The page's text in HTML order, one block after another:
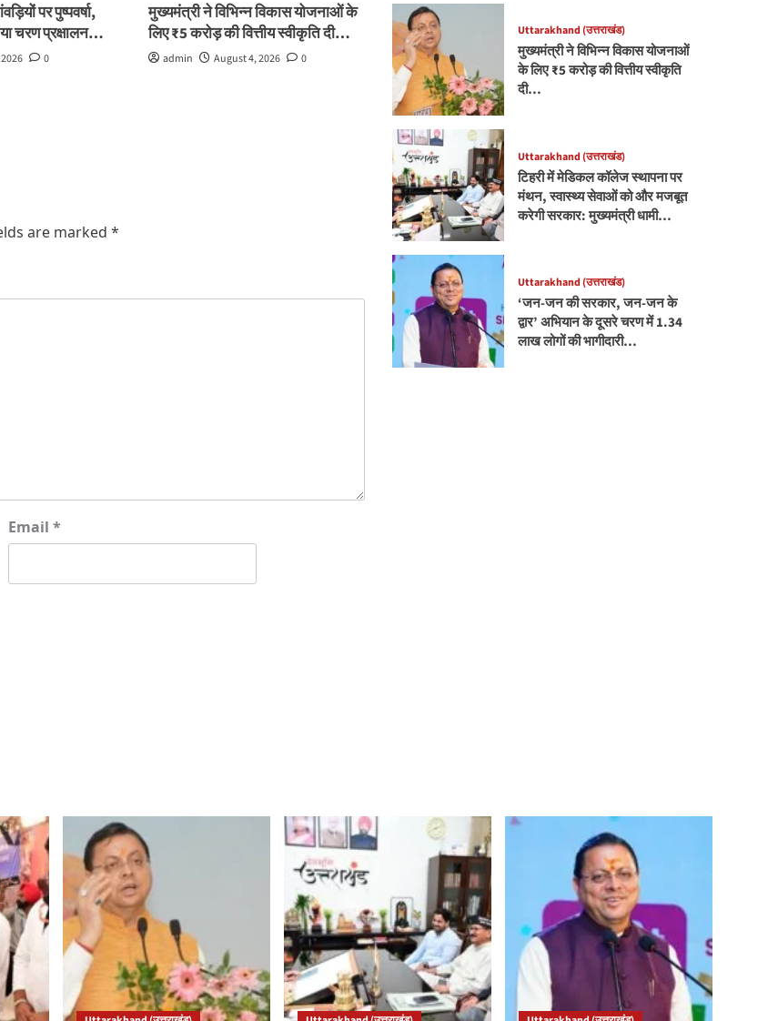
पर पुष्पवर्षा,
चरण प्रक्षालन…
0
मुख्यमंत्री ने विभिन्न विकास योजनाओं के
लिए ₹5 करोड़ की वित्तीय स्वीकृति दी…
admin August 4, 2026 0
are marked *
Email*
Uttarakhand (उत्तराखंड)
मुख्यमंत्री ने विभिन्न विकास योजनाओं
के लिए ₹5 करोड़ की वित्तीय स्वीकृति
दी…
Uttarakhand (उत्तराखंड)
टिहरी में मेडिकल कॉलेज स्थापना पर
मंथन, स्वास्थ्य सेवाओं को और मजबूत
करेगी सरकार: मुख्यमंत्री धामी…
Uttarakhand (उत्तराखंड)
‘जन-जन की सरकार, जन-जन के
द्वार’ अभियान के दूसरे चरण में 1.34
लाख लोगों की भागीदारी…